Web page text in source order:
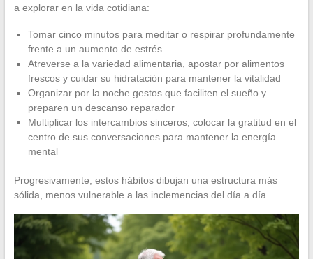
a explorar en la vida cotidiana:
Tomar cinco minutos para meditar o respirar profundamente
frente a un aumento de estrés
Atreverse a la variedad alimentaria, apostar por alimentos
frescos y cuidar su hidratación para mantener la vitalidad
Organizar por la noche gestos que faciliten el sueño y
preparen un descanso reparador
Multiplicar los intercambios sinceros, colocar la gratitud en el
centro de sus conversaciones para mantener la energía
mental
Progresivamente, estos hábitos dibujan una estructura más
sólida, menos vulnerable a las inclemencias del día a día.